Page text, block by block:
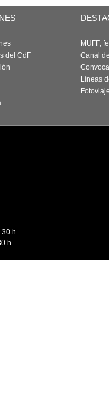
del CdF
MUFF,
Canal
Líneas
h.
h.